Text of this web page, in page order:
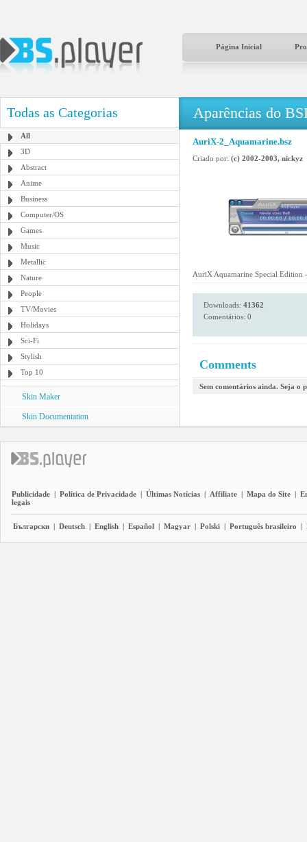
Página Inicial
Todas as Categorias
All
3D
Abstract
Anime
Business
Computer/OS
Games
Music
Metallic
Nature
People
TV/Movies
Holidays
Sci-Fi
Stylish
Top 10
Skin Maker
Skin Documentation
Aparências do
AuriX-2_Aquamarine.bsz
Criado por: (c) 2002-2003, nickyz
AuriX Aquamarine Special Edition
Downloads: 41362
Comentários: 0
Comments
Sem comentários ainda. Seja o
Publicidade | Política de Privacidade | Últimas Notícias | Affiliate | Mapa do Site |
legais
Български | Deutsch | English | Español | Magyar | Polski | Português brasileiro |